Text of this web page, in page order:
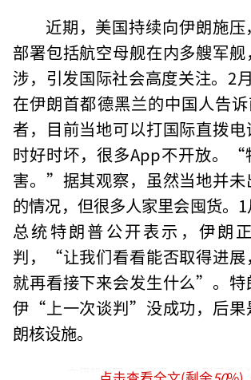
近期，美国持续向伊朗施
部署包括航空母舰在内多艘军
涉，引发国际社会高度关注。2
在伊朗首都德黑兰的中国人告
者，目前当地可以打国际直拨
时好时坏，很多App不开放。“
害。”据其观察，虽然当地并未
的情况，但很多人家里会囤货。
总统特朗普公开表示，伊朗
判，“让我们看看能否取得进展
就再看接下来会发生什么”。特
伊“上一次谈判”没成功，后果
朗核设施。
在伊朗中国公民发声，以色列间谍太